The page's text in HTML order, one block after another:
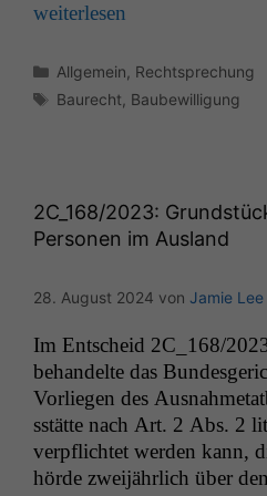
weit­er­lesen
Kategorien
Allgemein Rechtsprechung
Schlagwörter
Baurecht Baubewilligung
2C_168/2023:
Personen im Ausland
28. August 2024 von Jamie
Im Entscheid 2C_168/
behan­delte das
Vor­liegen des
sstätte nach Art. 2 Abs. 2
verpflichtet wer­den kann,
hörde zwei­jährlich über